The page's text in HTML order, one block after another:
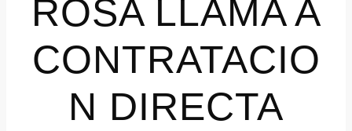
ROSA LLAMA A
CONTRATACIO
N DIRECTA